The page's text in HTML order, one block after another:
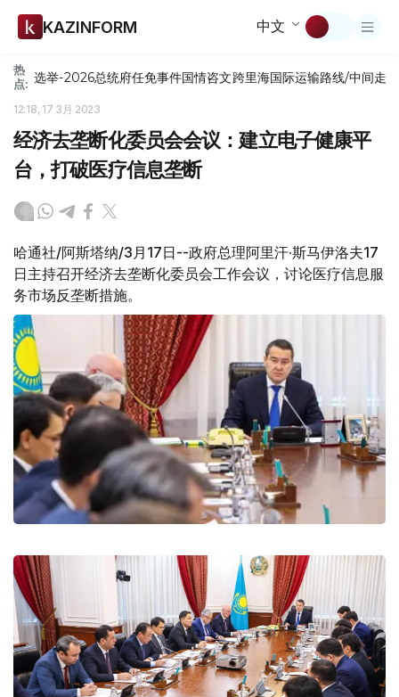
KAZINFORM 中文
热
点: 选举-2026总统府任免事件国情咨文跨里海国际运输路线/中间走廊
12:18, 17 3月 2023
经济去垄断化委员会会议：建立电子健康平
台，打破医疗信息垄断
哈通社/阿斯塔纳/3月17日--政府总理阿里汗·斯马伊洛夫17
日主持召开经济去垄断化委员会工作会议，讨论医疗信息服
务市场反垄断措施。